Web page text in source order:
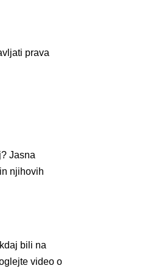
prava
Jasna
njihovih
bili na
video o